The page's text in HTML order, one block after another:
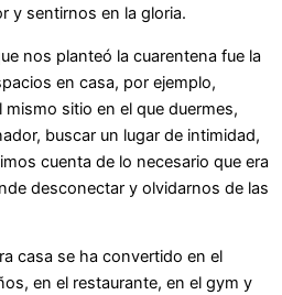
y sentirnos en la gloria.
nos planteó la cuarentena fue la
en casa, por ejemplo,
sitio en el que duermes,
buscar un lugar de intimidad,
cuenta de lo necesario que era
desconectar y olvidarnos de las
casa se ha convertido en el
en el restaurante, en el gym y